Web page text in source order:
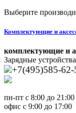
Выберите
Комплектующие и
комплектующие и
Зарядные
+7(495)585-62-
пн-пт с 8:00 до 21:00
офис с 9:00 до 17:00